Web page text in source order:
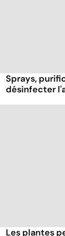
Sprays,
désinfecter
Les plantes